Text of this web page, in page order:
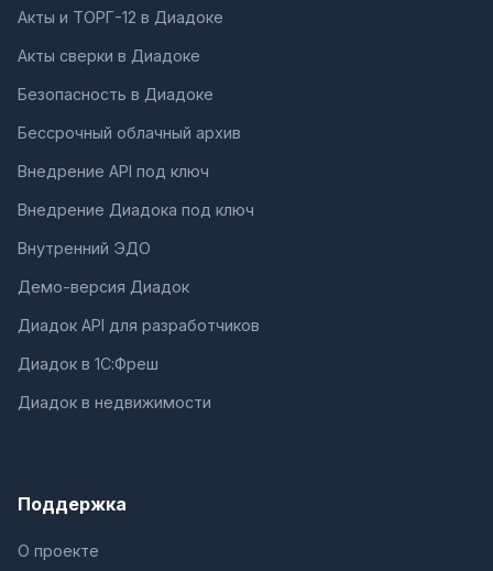
Акты и ТОРГ-12 в Диадоке
Акты сверки в Диадоке
Безопасность в Диадоке
Бессрочный облачный архив
Внедрение API под ключ
Внедрение Диадока под ключ
Внутренний ЭДО
Демо-версия Диадок
Диадок API для разработчиков
Диадок в 1С:Фреш
Диадок в недвижимости
Поддержка
О проекте